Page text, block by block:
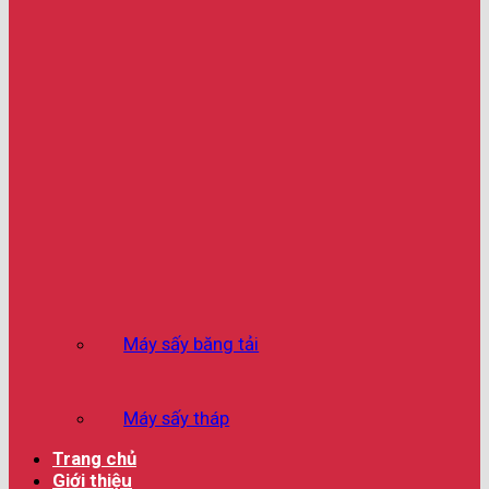
Máy sấy băng tải
Máy sấy tháp
Trang chủ
Giới thiệu